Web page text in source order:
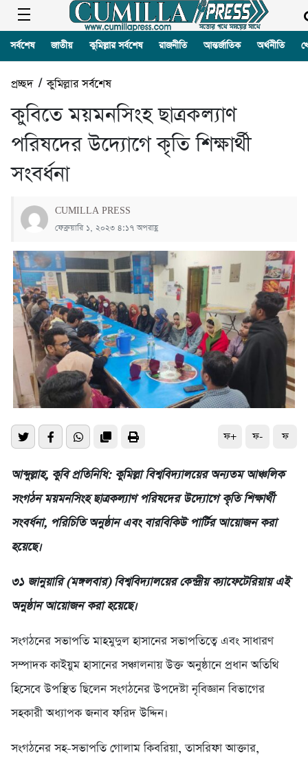
সর্বশেষ জাতীয় কুমিল্লার সর্বশেষ রাজনীতি আন্তর্জাতিক অর্থনীতি
প্রচ্ছদ/কুমিল্লার সর্বশেষ
কুবিতে ময়মনসিংহ ছাত্রকল্যাণ
পরিষদের উদ্যোগে কৃতি শিক্ষার্থী
সংবর্ধনা
CUMILLA PRESS
ফেব্রুয়ারি ১, ২০২৩ ৪:১৭ অপরাহ্ণ
ফ+ ফ- ফ
আব্দুল্লাহ, কুবি প্রতিনিধি: কুমিল্লা বিশ্ববিদ্যালয়ের অন্যতম আঞ্চলিক
সংগঠন ময়মনসিংহ ছাত্রকল্যাণ পরিষদের উদ্যোগে কৃতি শিক্ষার্থী
সংবর্ধনা, পরিচিতি অনুষ্ঠান এবং বারবিকিউ পার্টির আয়োজন করা
হয়েছে।
৩১ জানুয়ারি (মঙ্গলবার) বিশ্ববিদ্যালয়ের কেন্দ্রীয় ক্যাফেটেরিয়ায় এই
অনুষ্ঠান আয়োজন করা হয়েছে।
সংগঠনের সভাপতি মাহমুদুল হাসানের সভাপতিত্বে এবং সাধারণ
সম্পাদক কাইয়ুম হাসানের সঞ্চালনায় উক্ত অনুষ্ঠানে প্রধান অতিথি
হিসেবে উপস্থিত ছিলেন সংগঠনের উপদেষ্টা নৃবিজ্ঞান বিভাগের
সহকারী অধ্যাপক জনাব ফরিদ উদ্দিন।
সংগঠনের সহ-সভাপতি গোলাম কিবরিয়া, তাসরিফা আক্তার,